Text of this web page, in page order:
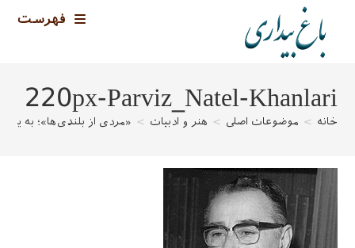
فهرست
220px-Parviz_Natel-Khanlari
خانه > موضوعات اصلی > هنر و ادبیات > «مردی از بلندی‌ها»؛ به یاد